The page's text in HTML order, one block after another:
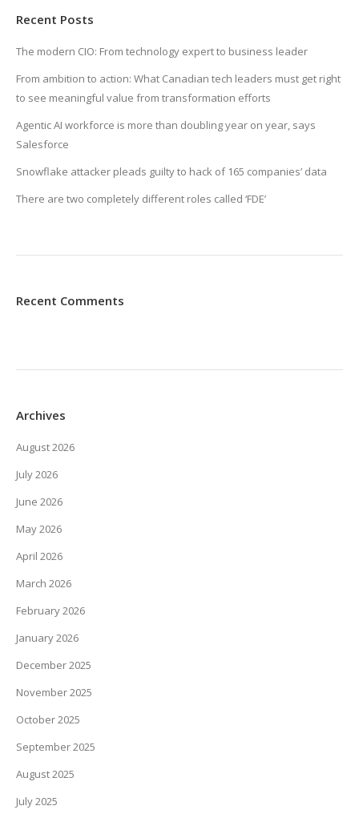
Recent Posts
The modern CIO: From technology expert to business leader
From ambition to action: What Canadian tech leaders must get right
to see meaningful value from transformation efforts
Agentic AI workforce is more than doubling year on year, says
Salesforce
Snowflake attacker pleads guilty to hack of 165 companies’ data
There are two completely different roles called ‘FDE’
Recent Comments
Archives
August 2026
July 2026
June 2026
May 2026
April 2026
March 2026
February 2026
January 2026
December 2025
November 2025
October 2025
September 2025
August 2025
July 2025